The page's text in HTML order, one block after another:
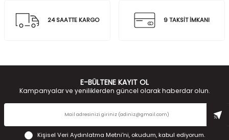
24 SAATTE KARGO 9 TAKSİT İMKANI
E-BÜLTENE KAYIT OL
Kampanyalar ve yeniliklerden güncel olarak haberdar olun.
Kişisel Veri Aydınlatma Metni'ni, okudum, kabul ediyorum.